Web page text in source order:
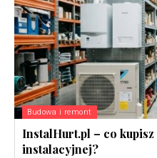
Budowa i remont
InstalHurt.pl – co
instalacyjnej?